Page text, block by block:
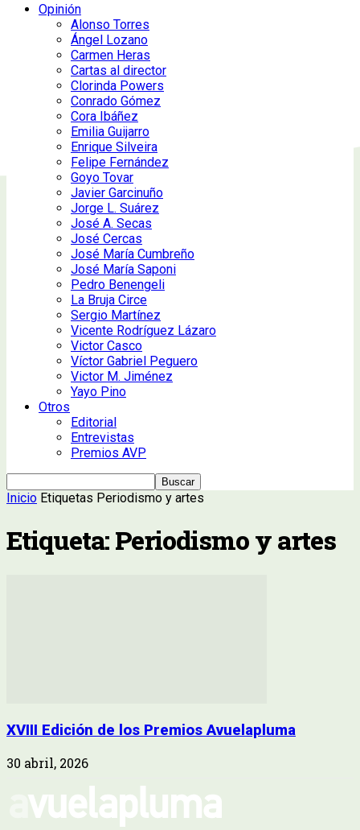
Opinión
Alonso Torres
Ángel Lozano
Carmen Heras
Cartas al director
Clorinda Powers
Conrado Gómez
Cora Ibáñez
Emilia Guijarro
Enrique Silveira
Felipe Fernández
Goyo Tovar
Javier Garcinuño
Jorge L. Suárez
José A. Secas
José Cercas
José María Cumbreño
José María Saponi
Pedro Benengeli
La Bruja Circe
Sergio Martínez
Vicente Rodríguez Lázaro
Victor Casco
Víctor Gabriel Peguero
Victor M. Jiménez
Yayo Pino
Otros
Editorial
Entrevistas
Premios AVP
Inicio Etiquetas Periodismo y artes
Etiqueta: Periodismo y artes
XVIII Edición de los Premios Avuelapluma
30 abril, 2026